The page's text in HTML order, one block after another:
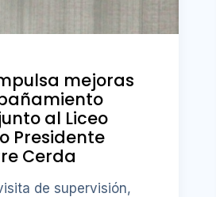
mejoras
al Liceo
Presidente
Cerda
de supervisión,